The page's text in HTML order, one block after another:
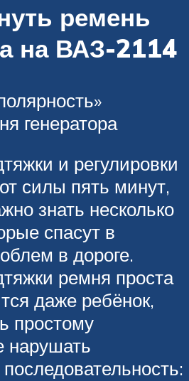
ремень
на ВАЗ-2114
генератора
и регулировки
силы пять минут,
знать несколько
спасут в
в дороге.
ремня проста
даже ребёнок,
простому
нарушать